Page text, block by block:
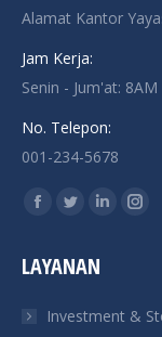
Alamat Kantor
Jam Kerja:
Senin - Jum'at:
No. Telepon:
001-234-5678
Find us on:
Facebook
opens
new
Twitter
opens
new
Linkedin
new new
LAYANAN
Investment &